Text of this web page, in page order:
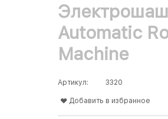
Automatic
Machine
Артикул: 3320
Добавить в избранное